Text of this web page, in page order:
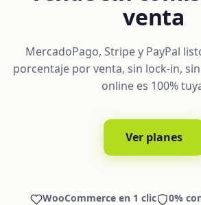
venta
MercadoPago, Stripe y PayPal
porcentaje por venta, sin lock-in,
online es 100%
Ver planes
WooCommerce en 1 clic
0%